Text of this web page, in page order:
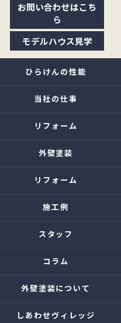
お問い合わせはこち
ら
モデルハウス見学
ひらけんの性能
当社の仕事
リフォーム
外壁塗装
リフォーム
施工例
スタッフ
コラム
外壁塗装について
しあわせヴィレッジ